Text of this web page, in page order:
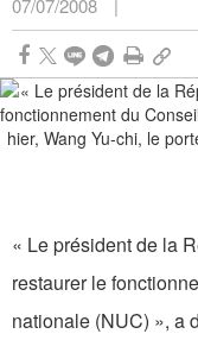
07/07/2008 |
« Le président de la
restaurer le
nationale (NUC) », a